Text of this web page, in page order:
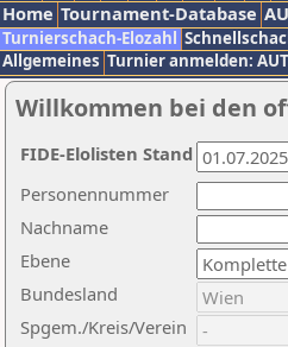
Home Tournament-Database
Turnierschach-Elozahl
Allgemeines Turnier anmelden: AUT
Willkommen bei den
Nachname
Ebene
Personennummer
Bundesland
Spgem./Kreis/Verein
FIDE-Elolisten Stand